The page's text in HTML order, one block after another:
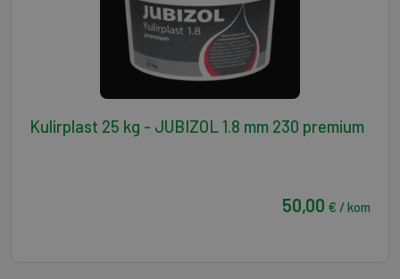
Kulirplast 25 kg - JUBIZOL 1.8 mm 230 premium
50,00 € / kom